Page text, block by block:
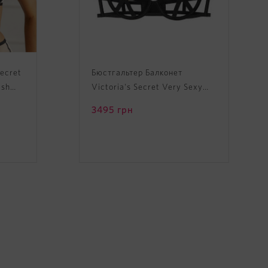
Бюстгальтер Балконет
Victoria's Secret Very Sexy
Bra
3495 грн